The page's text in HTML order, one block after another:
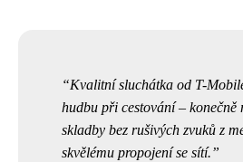
Kvalitní sluchátka od T-
hudbu při cestování – konečně
skladby bez rušivých zvuků z
skvělému propojení se sítí.